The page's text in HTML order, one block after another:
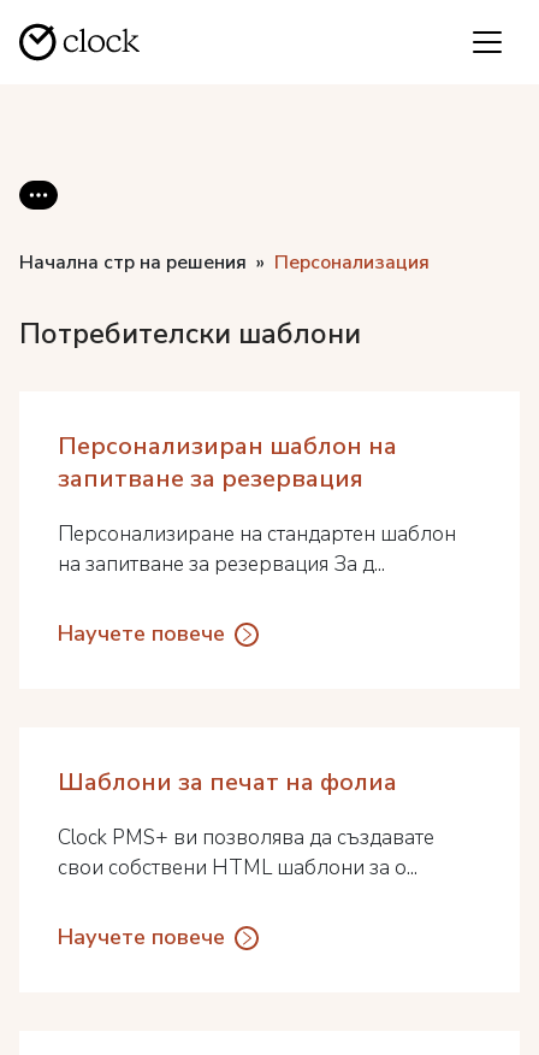
Начална стр на решения Персонализация
Потребителски шаблони
Персонализиран шаблон на
запитване за резервация
Персонализиране на стандартен шаблон
на запитване за резервация За д...
Научете повече
Шаблони за печат на фолиа
Clock PMS+ ви позволява да създавате
свои собствени HTML шаблони за о...
Научете повече